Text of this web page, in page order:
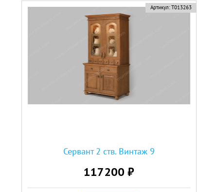
Артикул: Т013263
Сервант 2 ств. Винтаж 9
117200 ₽